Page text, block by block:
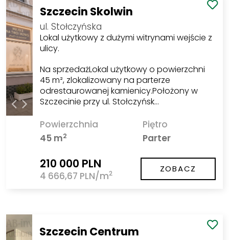
Szczecin Skolwin
ul. Stołczyńska
Lokal użytkowy z dużymi witrynami wejście z
ulicy.
Na sprzedażLokal użytkowy o powierzchni
45 m², zlokalizowany na parterze
odrestaurowanej kamienicy.Położony w
Szczecinie przy ul. Stołczyńsk…
Powierzchnia
45 m2
Piętro
Parter
210 000 PLN
4 666,67 PLN/m2 ZOBACZ
Szczecin Centrum